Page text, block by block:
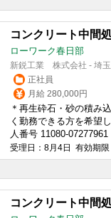
コンクリート中間
ローワーク春日部
新鋭工業 株式会社 - 埼
正社員
月給 280,000円
＊再生砕石・砂の積み
く勤務できる方を希望
人番号 11080-07277961
受理日：8月4日 有効期限
コンクリート中間